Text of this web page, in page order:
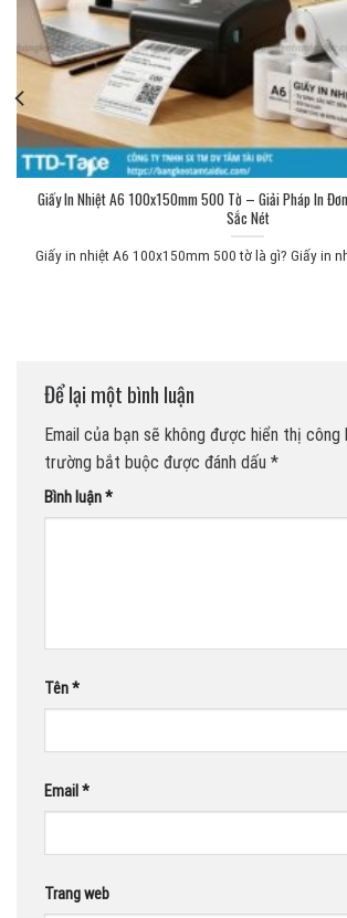
Giấy In Nhiệt A6 100x150mm 500 Tờ – Giải Pháp In Đơn
Sắc Nét
Giấy in nhiệt A6 100x150mm 500 tờ là gì? Giấy in
Để lại một bình luận
Email của bạn sẽ không được hiển thị công
trường bắt buộc được đánh dấu *
Bình luận*
Tên*
Email *
Trang web